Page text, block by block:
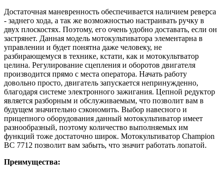
Достаточная маневренность обеспечивается наличием реверса
- заднего хода, а так же возможностью настраивать ручку в
двух плоскостях. Поэтому, его очень удобно доставать, если он
застрянет. Данная модель мотокультиватора элементарна в
управлении и будет понятна даже человеку, не
разбирающемуся в технике, кстати, как и мотокультватор
целина. Регулирование сцепления и оборотов двигателя
производится прямо с места оператора. Начать работу
довольно просто, двигатель запускается непринужденно,
благодаря системе электронного зажигания. Цепной редуктор
является разборным и обслуживаемым, что позволит вам в
будущем значительно сэкономить. Выбор навесного и
прицепного оборудования данный мотокультиватор имеет
разнообразный, поэтому количество выполняемых им
функций тоже достаточно широк. Мотокультиватор Champion
ВC 7712 позволит вам забыть, что значит работать лопатой.
Преимущества: